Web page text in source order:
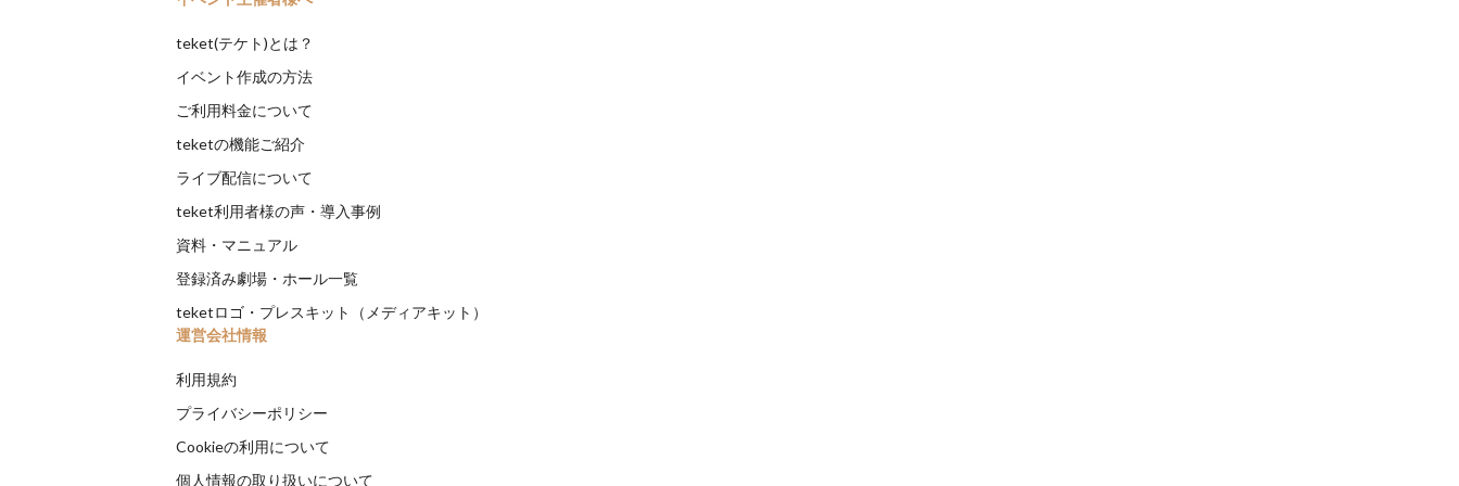
teket(テケト)とは？
イベント作成の方法
ご利用料金について
teketの機能ご紹介
ライブ配信について
teket利用者様の声・導入事例
資料・マニュアル
登録済み劇場・ホール一覧
teketロゴ・プレスキット（メディアキット）
運営会社情報
利用規約
プライバシーポリシー
Cookieの利用について
個人情報の取り扱いについて